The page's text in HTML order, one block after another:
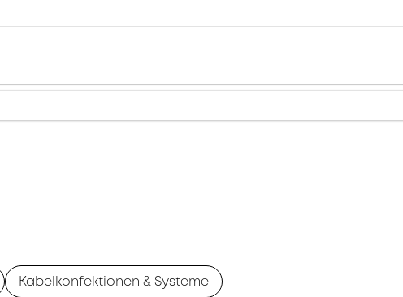
Kabelkonfektionen & Systeme